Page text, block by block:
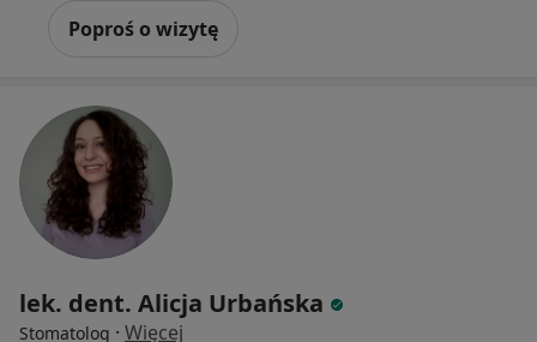
Poproś o wizytę
lek. dent. Alicja Urbańska
Stomatolog · Więcej